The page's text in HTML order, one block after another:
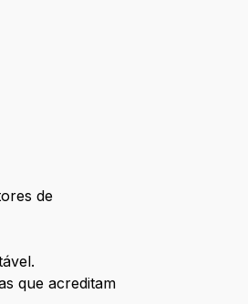
de
que acreditam